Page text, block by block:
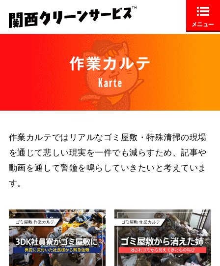
メニュー
作業カルテ
Karte
作業カルテではリアルなゴミ屋敷・特殊清掃の現場
を通じて悲しい現実を一件でも減らすため、記事や
動画を通して警鐘を鳴らしていきたいと考えていま
す。